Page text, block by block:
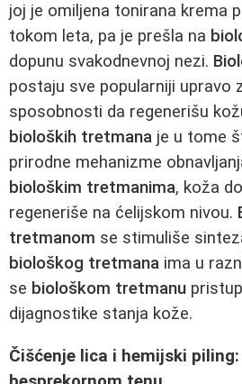
joj je omiljena tonirana krema
tokom leta, pa je prešla na
dopunu svakodnevnoj nezi.
postaju sve popularniji upravo
sposobnosti da regenerišu
bioloških tretmana je u tome
prirodne mehanizme
biološkim tretmanima, koža
regeneriše na ćelijskom nivou.
tretmanom se stimuliše
biološkog tretmana ima u
se biološkom tretmanu
dijagnostike stanja kože.
Čišćenje lica i hemijski